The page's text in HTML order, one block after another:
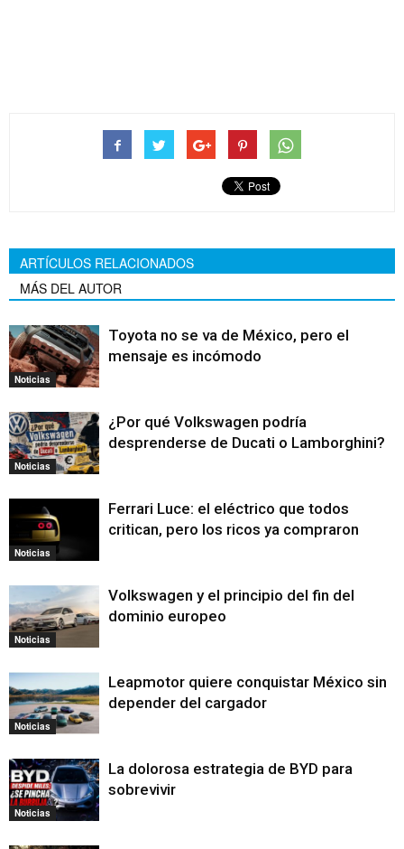
ARTÍCULOS RELACIONADOS
MÁS DEL AUTOR
Noticias
Toyota no se va de México, pero el
mensaje es incómodo
Noticias
¿Por qué Volkswagen podría
desprenderse de Ducati o Lamborghini?
Noticias
Ferrari Luce: el eléctrico que todos
critican, pero los ricos ya compraron
Noticias
Volkswagen y el principio del fin del
dominio europeo
Noticias
Leapmotor quiere conquistar México sin
depender del cargador
Noticias
La dolorosa estrategia de BYD para
sobrevivir